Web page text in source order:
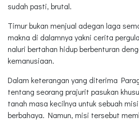
sudah pasti, brutal.
Timur bukan menjual adegan laga
makna di dalamnya yakni cerita
naluri bertahan hidup berbenturan
kemanusiaan.
Dalam keterangan yang diterima
tentang seorang prajurit pasukan
tanah masa kecilnya untuk sebuah
berbahaya. Namun, misi tersebut